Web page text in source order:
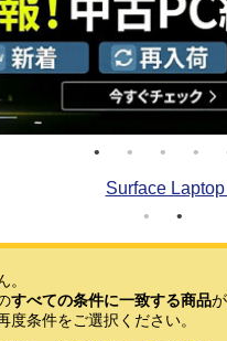
。
すべての条件に一致する商品
度条件をご選択ください。